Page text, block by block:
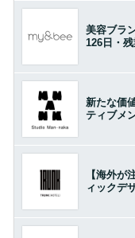
美容ブラ
126日・
新たな価
ティブメ
【海外が
ィックデ